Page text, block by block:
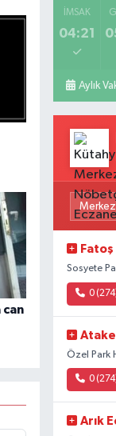
can
İMSAK
04:21
Aylık
Sosyete
0
Özel Park
0
Arık